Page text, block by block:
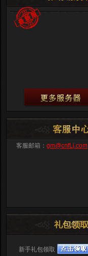
客服邮箱： gm@cnfLj.com
新手礼包领取